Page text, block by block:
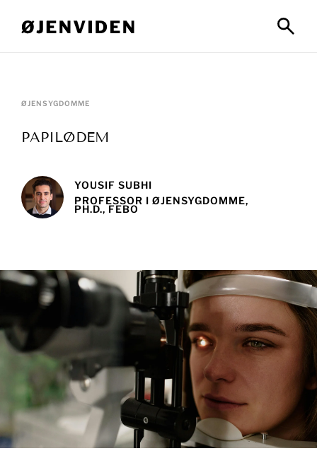
ØJENSYGDOMME
PAPILØDEM
YOUSIF SUBHI
PROFESSOR I ØJENSYGDOMME,
PH.D., FEBO